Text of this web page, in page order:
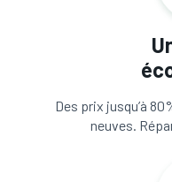
Des prix jusqu’à
neuves.